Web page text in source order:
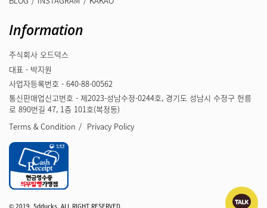
Information
주식회사 오드덕스
대표 - 박지원
사업자등록번호 - 640-88-00562
통신판매업신고번호 - 제2023-성남수정-0244호, 경기도 성남시 수정구 헌릉
로 890번길 47, 1층 101호(복정동)
Terms & Condition
Privacy Policy
© 2019. 5dducks. ALL RIGHT RESERVED.